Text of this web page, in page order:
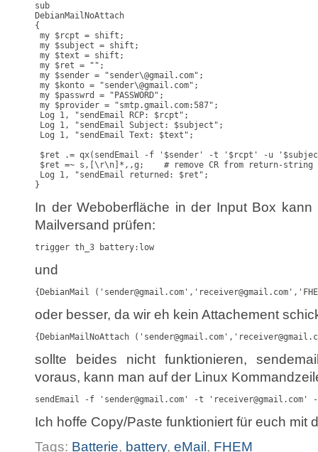
sub
DebianMailNoAttach
{
my $rcpt = shift;
my $subject = shift;
my $text = shift;
my $ret = "";
my $sender = "sender\@gmail.com";
my $konto = "sender\@gmail.com";
my $passwrd = "PASSWORD";
my $provider = "smtp.gmail.com:587";
Log 1, "sendEmail RCP: $rcpt";
Log 1, "sendEmail Subject: $subject";
Log 1, "sendEmail Text: $text";
$ret .= qx(sendEmail -f '$sender' -t '$rcpt' -u
$ret =~ s,[\r\n]*,,g;    # remove CR from return-string
Log 1, "sendEmail returned: $ret";
}
In der Weboberfläche in der Input Box
Mailversand prüfen:
trigger th_3 battery:low
und
{DebianMail
oder besser, da wir eh kein Attachement
{DebianMailNoAttach
sollte beides nicht funktionieren,
voraus, kann man auf der Linux
sendEmail -f 'sender@gmail.com' -t
Ich hoffe Copy/Paste funktioniert für euch mit
Tags: Batterie, battery, eMail , FHEM